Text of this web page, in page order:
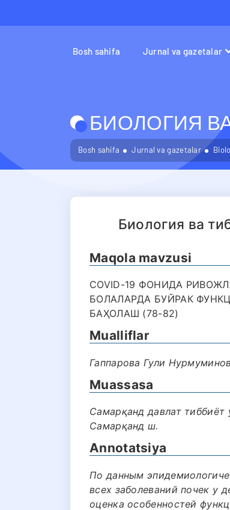
Bosh sahifa Jurnal va gazetalar
БИОЛОГИЯ
Bosh sahifa Jurnal va gazetalar
Биология ва
Maqola mavzusi
COVID-19 ФОНИДА
БОЛАЛАРДА БУЙРАК
БАҲОЛАШ (78-82)
Mualliflar
Гаппарова Гули
Muassasa
Самарқанд давлат тиббиёт
Самарқанд ш.
Annotatsiya
По данным
всех заболеваний почек у
оценка особенностей